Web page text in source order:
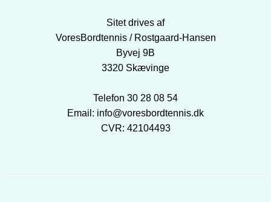
Sitet drives af
VoresBordtennis / Rostgaard-Hansen
Byvej 9B
3320 Skævinge
Telefon 30 28 08 54
Email: info@voresbordtennis.dk
CVR: 42104493